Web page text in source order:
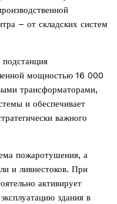
– от складских систем
мощностью 16 000
трансформаторами,
и обеспечивает
важного
пожаротушения, а
и ливнестоков. При
активирует
здания в